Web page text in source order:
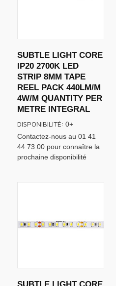
SUBTLE LIGHT CORE
IP20 2700K LED
STRIP 8MM TAPE
REEL PACK 440LM/M
4W/M QUANTITY PER
METRE INTEGRAL
Contactez-nous au 01 41
44 73 00 pour connaître la
prochaine disponibilité
DISPONIBILITÉ: 0+